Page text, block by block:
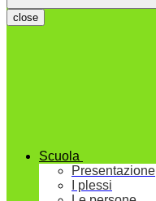
close
Scuola
Presentazione
I plessi